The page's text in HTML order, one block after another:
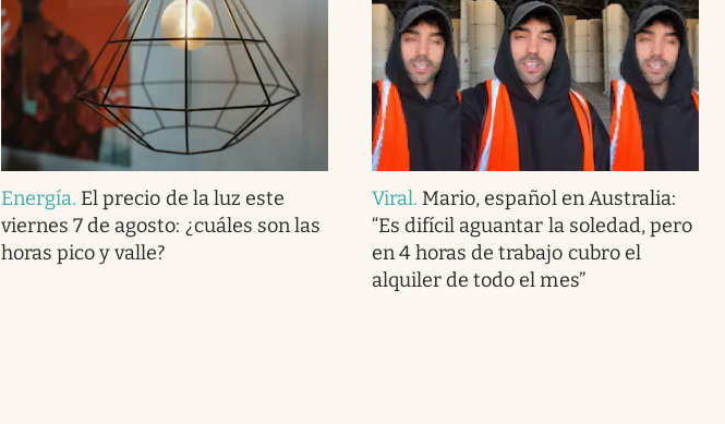
Energía. El precio de la luz este
viernes 7 de agosto: ¿cuáles son las
horas pico y valle?
Viral. Mario, español en Australia:
“Es difícil aguantar la soledad, pero
en 4 horas de trabajo cubro el
alquiler de todo el mes”